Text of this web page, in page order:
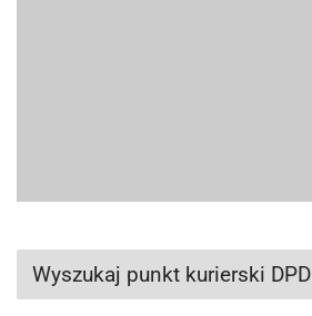
Wyszukaj punkt kurierski DPD